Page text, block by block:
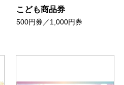
こども商品券
500円券／1,000円券